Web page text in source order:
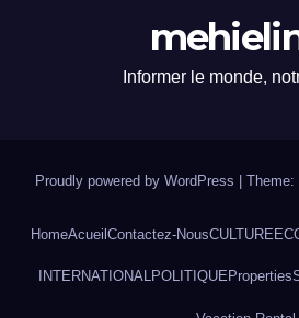
Informer le monde,
Proudly powered by WordPress Theme:
HomeAcueilContactez-NousCULTURE
INTERNATIONALPOLITIQUE Properties